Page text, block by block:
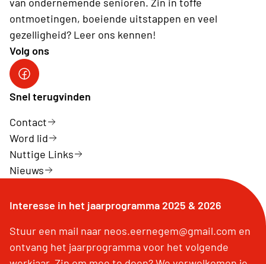
ontmoetingen, boeiende uitstappen en veel
gezelligheid? Leer ons kennen!
Volg ons
Snel terugvinden
Contact
Word lid
Nuttige Links
Nieuws
Interesse in het jaarprogramma 2025 & 2026
Stuur een mail naar neos.eernegem@gmail.com en
ontvang het jaarprogramma voor het volgende